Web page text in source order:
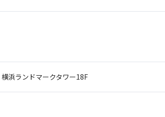
横浜ランドマークタワー18F